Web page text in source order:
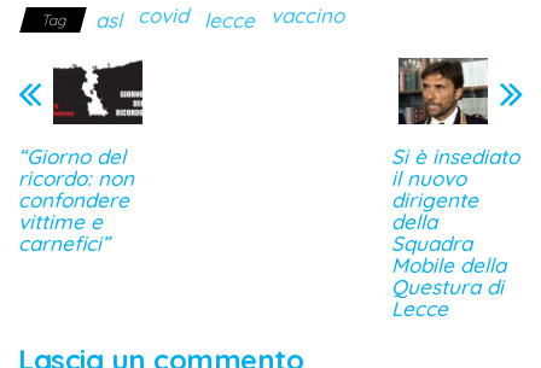
Tag asl covid lecce vaccino
“Giorno del
ricordo: non
confondere
vittime e
carnefici”
Si è insediato
il nuovo
dirigente
della
Squadra
Mobile della
Questura di
Lecce
Lascia un commento